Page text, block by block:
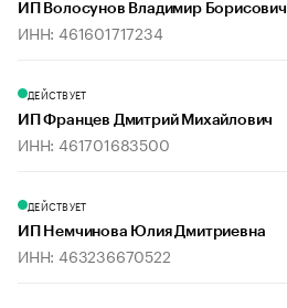
ИП Волосунов Владимир Борисович
ИНН: 461601717234
ДЕЙСТВУЕТ
ИП Францев Дмитрий Михайлович
ИНН: 461701683500
ДЕЙСТВУЕТ
ИП Немчинова Юлия Дмитриевна
ИНН: 463236670522